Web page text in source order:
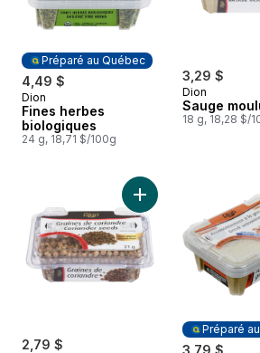
Préparé au Québec
4,49 $
Préparé au Québec
Dion
Fines herbes
biologiques
24 g, 18,71 $/100g
3,29 $
Dion
Sauge
18 g, 18,28 $/
Clous de girofle au panier
2,79 $
Ajouter Coriandre
Préparé